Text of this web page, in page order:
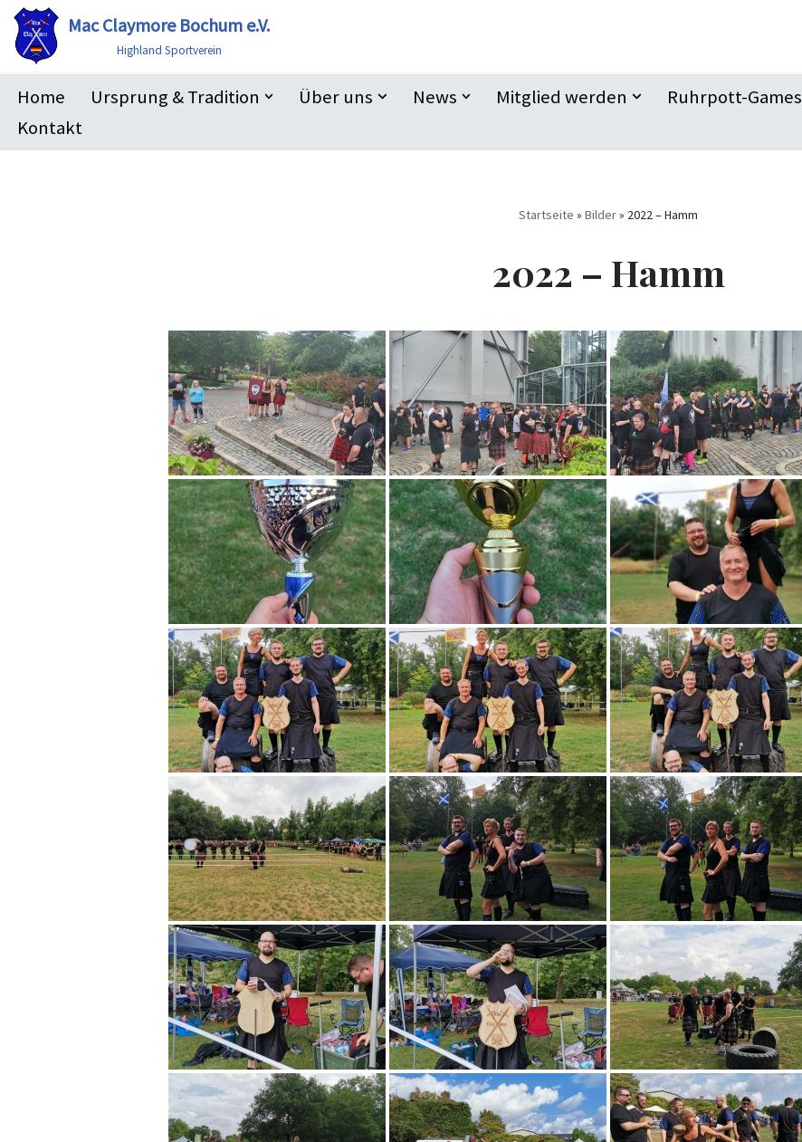
Zum
Inhalt
springen
Mac Claymore Bochum e.V.
Highland Sportverein
Home Ursprung & Tradition Über uns News Mitglied werden Ruhrpott-Games
Kontakt
Startseite » Bilder» 2022 – Hamm
2022 – Hamm